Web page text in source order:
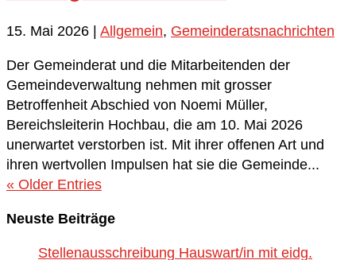
15. Mai 2026 Allgemein, Gemeinderatsnachrichten
Der Gemeinderat und die Mitarbeitenden der
Gemeindeverwaltung nehmen mit grosser
Betroffenheit Abschied von Noemi Müller,
Bereichsleiterin Hochbau, die am 10. Mai 2026
unerwartet verstorben ist. Mit ihrer offenen Art und
ihren wertvollen Impulsen hat sie die Gemeinde...
« Older Entries
Neuste Beiträge
Stellenausschreibung Hauswart/in mit eidg.